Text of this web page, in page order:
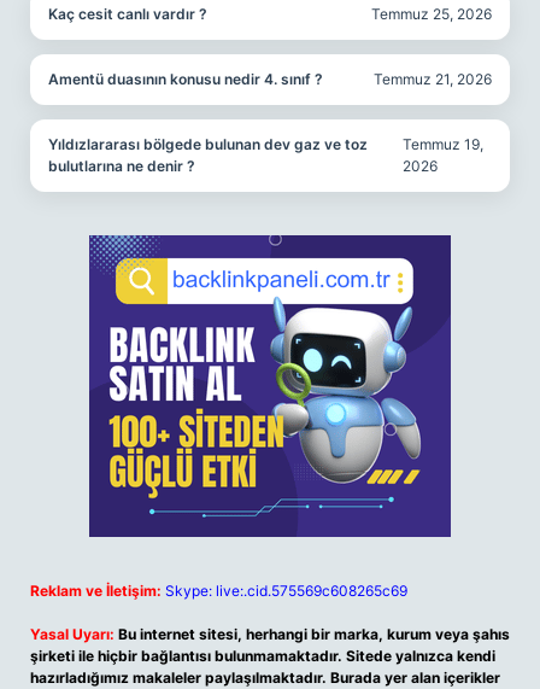
Kaç cesit canlı vardır ? Temmuz 25, 2026
Amentü duasının konusu nedir 4. sınıf ? Temmuz 21, 2026
Yıldızlararası bölgede bulunan dev gaz ve toz
bulutlarına ne denir ?
Temmuz 19,
2026
Reklam ve İletişim: Skype: live:.cid.575569c608265c69
Yasal Uyarı: Bu internet sitesi, herhangi bir marka, kurum veya şahıs
şirketi ile hiçbir bağlantısı bulunmamaktadır. Sitede yalnızca kendi
hazırladığımız makaleler paylaşılmaktadır. Burada yer alan içerikler